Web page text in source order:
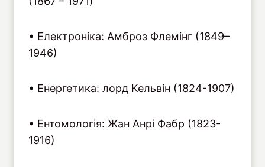
• Електроніка: Амброз Флемінг (1849–
1946)
• Енергетика: лорд Кельвін (1824-1907)
• Ентомологія: Жан Анрі Фабр (1823-
1916)